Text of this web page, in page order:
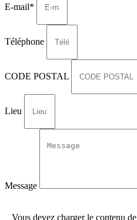
E-mail*
Téléphone
CODE POSTAL
Lieu
Message
Vous devez charger le contenu de